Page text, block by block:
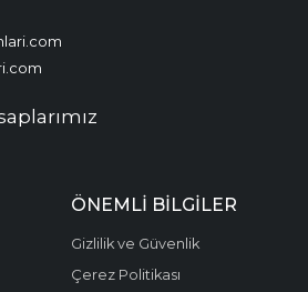
ÖNEMLI BILGILER
Gizlilik ve Güvenlik
Çerez Politikası